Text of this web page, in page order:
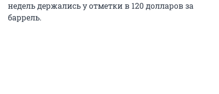
недель держались у отметки в 120 долларов за
баррель.